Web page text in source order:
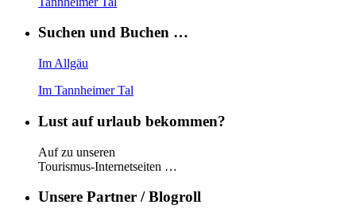
Suchen und Buchen …
Im Allgäu
Im Tannheimer Tal
Lust auf urlaub bekommen?
Auf zu unseren
Tourismus-Internetseiten …
Unsere Partner / Blogroll